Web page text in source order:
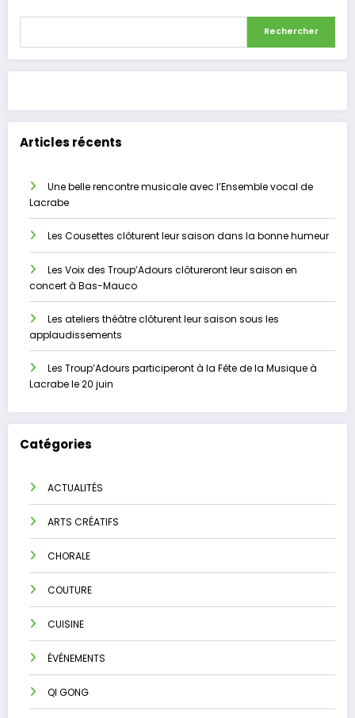
Rechercher
Articles récents
Une belle rencontre musicale avec l’Ensemble vocal de
Lacrabe
Les Cousettes clôturent leur saison dans la bonne humeur
Les Voix des Troup’Adours clôtureront leur saison en
concert à Bas-Mauco
Les ateliers théâtre clôturent leur saison sous les
applaudissements
Les Troup’Adours participeront à la Fête de la Musique à
Lacrabe le 20 juin
Catégories
ACTUALITÉS
ARTS CRÉATIFS
CHORALE
COUTURE
CUISINE
ÉVÉNEMENTS
QI GONG